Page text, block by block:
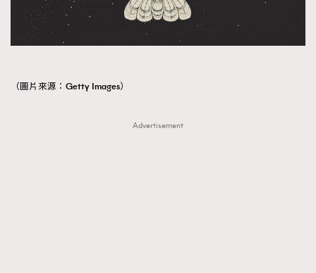
（圖片來源：Getty Images）
Advertisement